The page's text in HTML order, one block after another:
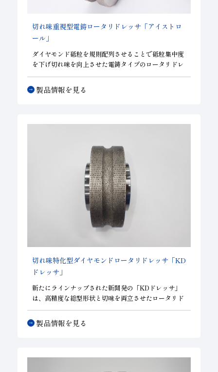
切れ味重視型電鋳ロータリドレッサ「アイストロ
ール」
ダイヤモンド砥粒を規則配列させることで砥粒集中度
を下げ切れ味を向上させた電鋳タイプのロータリドレ
ッサ。ニーズに応じて砥粒集中度の調節が可能。複雑
な形状が必要とされる部位の切れ味をコントロールす
ることができます。
製品情報を見る
切れ味特化型ダイヤモンドロータリドレッサ「KD
ドレッサ」
新たにラインナップされた新開発の 「KDドレッサ」
は、高精度な総型形状と切味を両立させたロータリド
レッサです。
製品情報を見る